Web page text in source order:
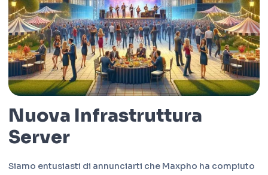
Nuova Infrastruttura
Server
Siamo entusiasti di annunciarti che Maxpho ha compiuto